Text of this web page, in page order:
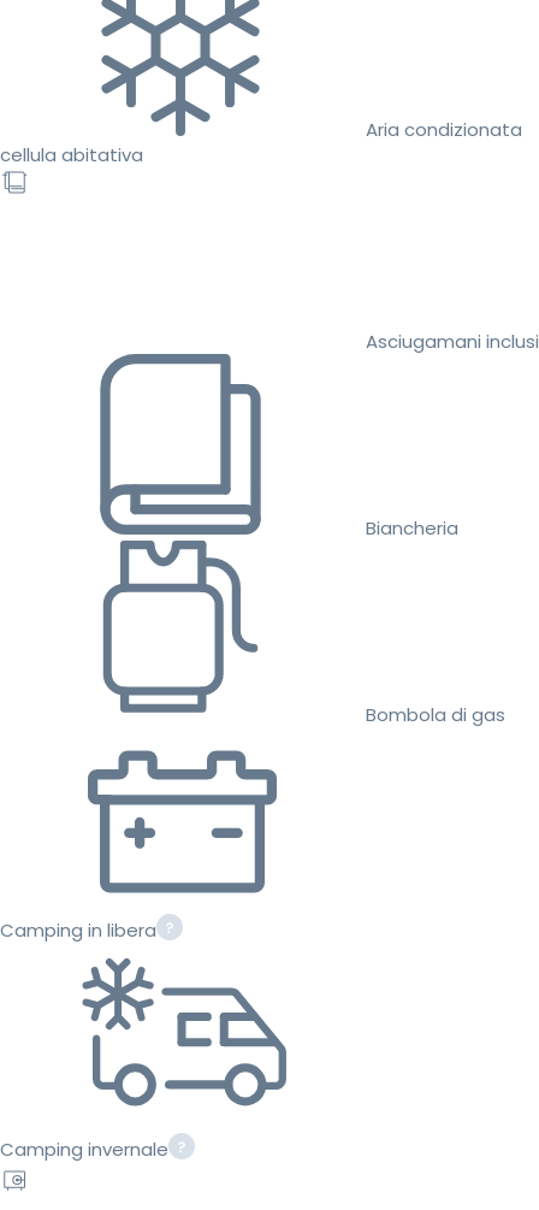
Aria condizionata
cellula abitativa
Asciugamani inclusi
Biancheria
Bombola di gas
Camping in libera
Camping invernale